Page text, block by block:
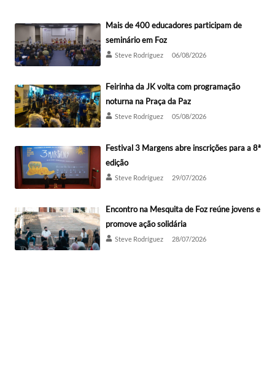
Mais de 400 educadores participam de
seminário em Foz
Steve Rodríguez 06/08/2026
Feirinha da JK volta com programação
noturna na Praça da Paz
Steve Rodríguez 05/08/2026
Festival 3 Margens abre inscrições para a 8ª
edição
Steve Rodríguez 29/07/2026
Encontro na Mesquita de Foz reúne jovens e
promove ação solidária
Steve Rodríguez 28/07/2026